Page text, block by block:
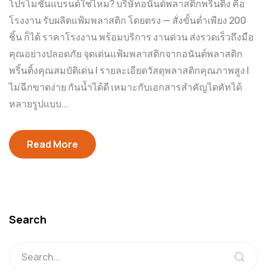
โปรโมชันแบรนด์ใช่ไหม? บริษัทอนันต์พลาสติกพริ้นติ้ง คือ
โรงงาน รับผลิตแฟ้มพลาสติก โดยตรง — สั่งขั้นต่ำเพียง 200
ชิ้น ก็ได้ ราคาโรงงาน พร้อมบริการ งานด่วน ส่งรวดเร็วถึงมือ
คุณอย่างปลอดภัย จุดเด่นแฟ้มพลาสติกจากอนันต์พลาสติก
พริ้นติ้งคุณสมบัติเด่น | รายละเอียดวัสดุพลาสติกคุณภาพสูง |
ไม่ฉีกขาดง่าย กันน้ำได้ดี เหมาะกับเอกสารสำคัญไดคัทได้
หลายรูปแบบ...
Read More
Search